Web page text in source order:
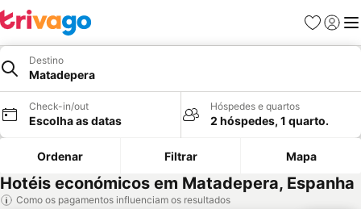
Favoritos
Iniciar
Destino
Matadepera
Check-in/out
Escolha as datas
Hóspedes e quartos
2 hóspedes, 1 quarto.
Ordenar Filtrar Mapa
Hotéis económicos em Matadepera, Espanha
Como os pagamentos influenciam os resultados